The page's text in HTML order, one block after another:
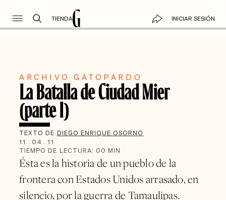
TIENDA INICIAR SESIÓN
ARCHIVO GATOPARDO
La Batalla de Ciudad Mier
(parte I)
TEXTO DE DIEGO ENRIQUE OSORNO
11 . 04 . 11
TIEMPO DE LECTURA: 00 MIN
Ésta es la historia de un pueblo de la
frontera con Estados Unidos arrasado, en
silencio, por la guerra de Tamaulipas.